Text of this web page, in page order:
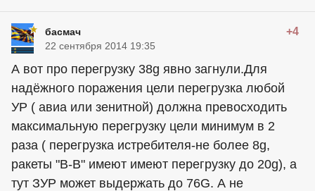
басмач +4
22 сентября 2014 19:35
А вот про перегрузку 38g явно загнули.Для
надёжного поражения цели перегрузка любой
УР ( авиа или зенитной) должна превосходить
максимальную перегрузку цели минимум в 2
раза ( перегрузка истребителя-не более 8g,
ракеты "В-В" имеют имеют перегрузку до 20g), а
тут ЗУР может выдержать до 76G. А не